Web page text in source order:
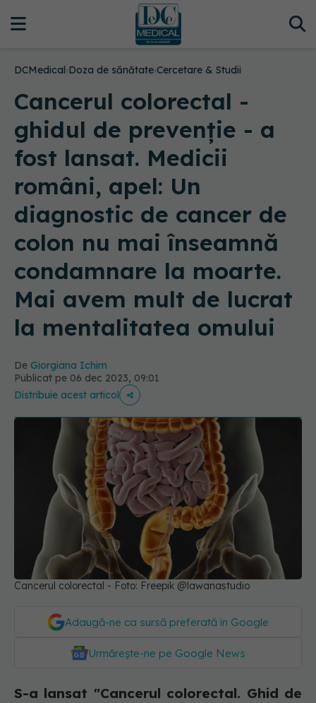
DCMedical›Doza de sănătate›Cercetare & Studii
Cancerul colorectal -
ghidul de prevenție - a
fost lansat. Medicii
români, apel: Un
diagnostic de cancer de
colon nu mai înseamnă
condamnare la moarte.
Mai avem mult de lucrat
la mentalitatea omului
De Giorgiana Ichim
Publicat pe 06 dec 2023, 09:01
Distribuie acest articol
Cancerul colorectal - Foto: Freepik @lawanastudio
Adaugă-ne ca sursă preferată în Google
Urmărește-ne pe Google News
S-a lansat "Cancerul colorectal. Ghid de